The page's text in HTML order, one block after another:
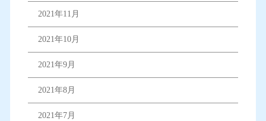
2021年11月
2021年10月
2021年9月
2021年8月
2021年7月